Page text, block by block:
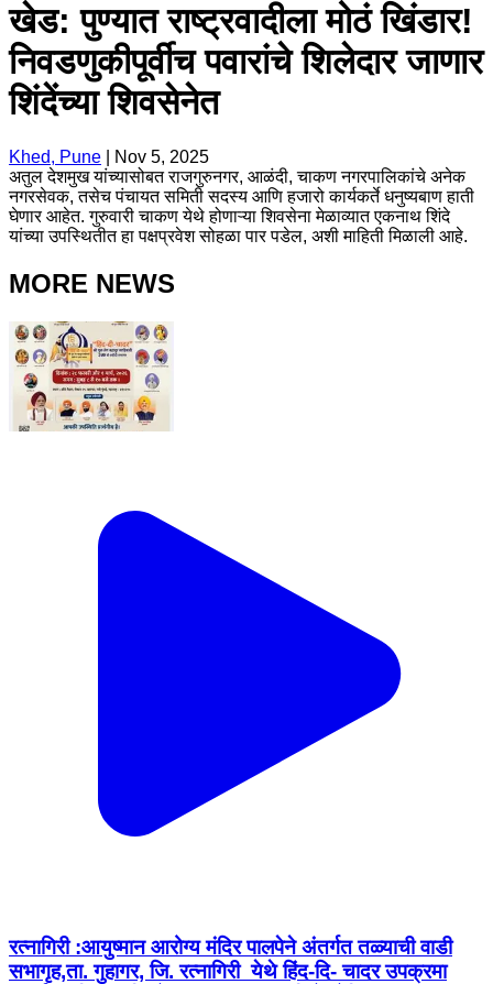
खेड: पुण्यात राष्ट्रवादीला मोठं खिंडार!
निवडणुकीपूर्वीच पवारांचे शिलेदार जाणार
शिंदेंच्या शिवसेनेत
Khed, Pune
Nov 5, 2025
अतुल देशमुख यांच्यासोबत राजगुरुनगर, आळंदी, चाकण नगरपालिकांचे अनेक
नगरसेवक, तसेच पंचायत समिती सदस्य आणि हजारो कार्यकर्ते धनुष्यबाण हाती
घेणार आहेत. गुरुवारी चाकण येथे होणाऱ्या शिवसेना मेळाव्यात एकनाथ शिंदे
यांच्या उपस्थितीत हा पक्षप्रवेश सोहळा पार पडेल, अशी माहिती मिळाली आहे.
MORE NEWS
रत्नागिरी :आयुष्मान आरोग्य मंदिर पालपेने अंतर्गत तळ्याची वाडी
सभागृह,ता. गुहागर, जि. रत्नागिरी येथे हिंद-दि- चादर उपक्रमा